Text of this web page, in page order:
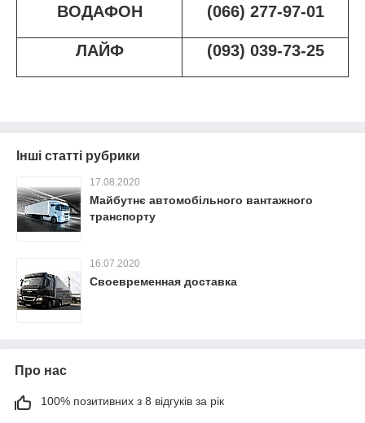
ВОДАФОН (066) 277-97-01
ЛАЙФ (093) 039-73-25
Інші статті рубрики
17.08.2020
Майбутнє автомобільного вантажного
транспорту
16.07.2020
Своевременная доставка
Про нас
100% позитивних з 8 відгуків за рік